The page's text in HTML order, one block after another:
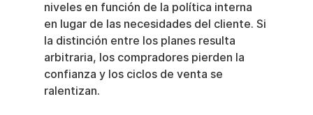
niveles en función de la política interna
en lugar de las necesidades del cliente. Si
la distinción entre los planes resulta
arbitraria, los compradores pierden la
confianza y los ciclos de venta se
ralentizan.